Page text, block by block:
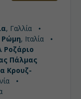
των
(Λιμάνι των
αρχικά μικρής
σκιά της
θα χαρείτε
καλύτερες
σε 4
, Γαλλία
Ρώμη, Ιταλία
Ροζάριο
Πάλμας
Κρουζ-